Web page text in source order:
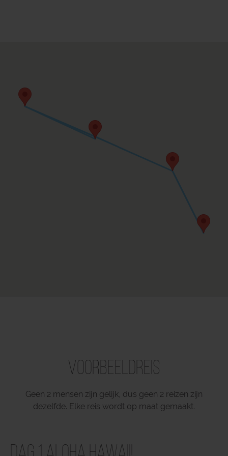
Voorbeeldreis
Geen 2 mensen zijn gelijk, dus geen 2 reizen zijn
dezelfde. Elke reis wordt op maat gemaakt.